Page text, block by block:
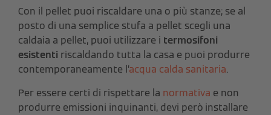
Con il pellet puoi riscaldare una o più stanze; se al
posto di una semplice stufa a pellet scegli una
caldaia a pellet, puoi utilizzare i termosifoni
esistenti riscaldando tutta la casa e puoi produrre
contemporaneamente l’acqua calda sanitaria.
Per essere certi di rispettare la normativa e non
produrre emissioni inquinanti, devi però installare